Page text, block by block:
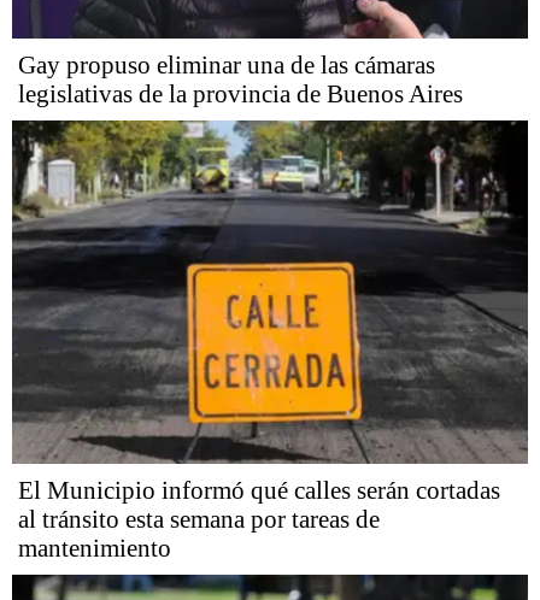
Gay propuso eliminar una de las cámaras
legislativas de la provincia de Buenos Aires
El Municipio informó qué calles serán cortadas
al tránsito esta semana por tareas de
mantenimiento